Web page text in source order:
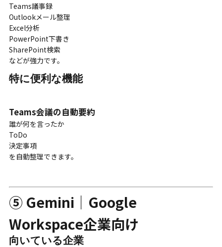
Teams議事録
Outlookメール整理
Excel分析
PowerPoint下書き
SharePoint検索
などが強力です。
特に便利な機能
Teams会議の自動要約
誰が何を言ったか
ToDo
決定事項
を自動整理できます。
⑤ Gemini｜Google
Workspace企業向け
向いている企業